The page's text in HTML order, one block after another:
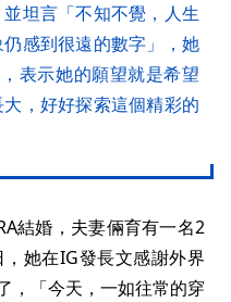
坦言「不知不覺，人生
感到很遠的數字」，她
表示她的願望就是希望
，好好探索這個精彩的
結婚，夫妻倆育有一名2
她在IG發長文感謝外界
，「今天，一如往常的穿